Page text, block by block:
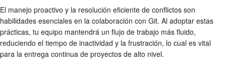
El manejo proactivo y la resolución eficiente de conflictos son
habilidades esenciales en la colaboración con Git. Al adoptar estas
prácticas, tu equipo mantendrá un flujo de trabajo más fluido,
reduciendo el tiempo de inactividad y la frustración, lo cual es vital
para la entrega continua de proyectos de alto nivel.